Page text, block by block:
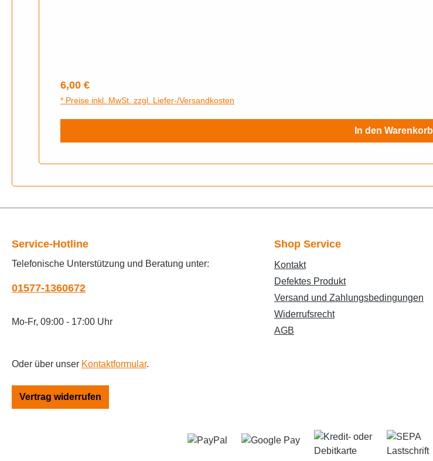
Regulärer Preis:
6,00 €
* Preise inkl. MwSt. zzgl. Liefer-/Versandkosten
In den Warenkorb
Service-Hotline
Telefonische Unterstützung und Beratung unter:
01577-1360672
Mo-Fr, 09:00 - 17:00 Uhr
Oder über unser Kontaktformular.
Vertrag widerrufen
Shop Service
Kontakt
Defektes Produkt
Versand und Zahlungsbedingungen
Widerrufsrecht
AGB